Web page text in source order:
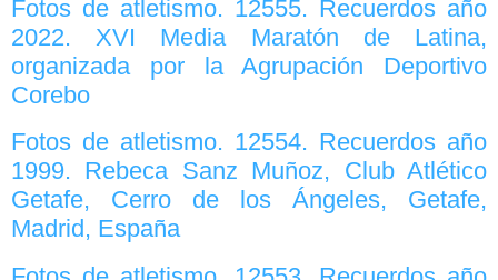
Fotos de atletismo. 12555. Recuerdos año
2022. XVI Media Maratón de Latina,
organizada por la Agrupación Deportivo
Corebo
Fotos de atletismo. 12554. Recuerdos año
1999. Rebeca Sanz Muñoz, Club Atlético
Getafe, Cerro de los Ángeles, Getafe,
Madrid, España